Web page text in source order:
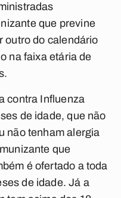
que previne
outro do calendário
na faixa etária de
contra Influenza
de idade, que não
não tenham alergia
que
é ofertado a toda
de idade. Já a